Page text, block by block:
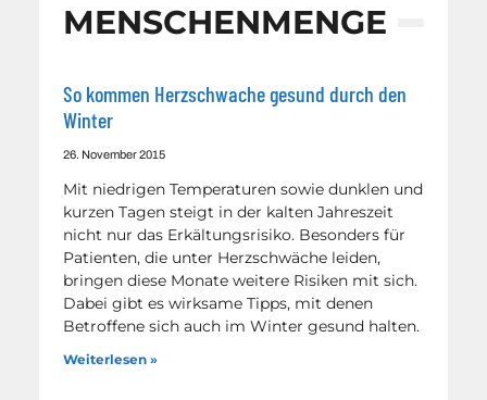
MENSCHENMENGE
So kommen Herzschwache gesund durch den
Winter
26. November 2015
Mit niedrigen Temperaturen sowie dunklen und
kurzen Tagen steigt in der kalten Jahreszeit
nicht nur das Erkältungsrisiko. Besonders für
Patienten, die unter Herzschwäche leiden,
bringen diese Monate weitere Risiken mit sich.
Dabei gibt es wirksame Tipps, mit denen
Betroffene sich auch im Winter gesund halten.
Weiterlesen »